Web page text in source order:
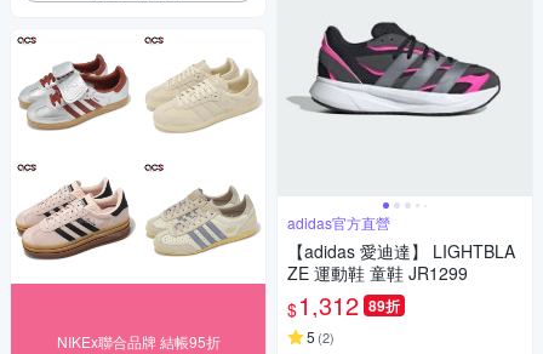
NIKEx聯合品牌 結帳95折
adidas官方直營
【adidas 愛迪達】 LIGHTBLA
ZE 運動鞋 童鞋 JR1299
$1,312 89折
5 (2)